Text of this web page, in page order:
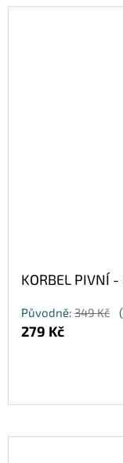
KORBEL PIVNÍ
Původně: 349 Kč
279 Kč